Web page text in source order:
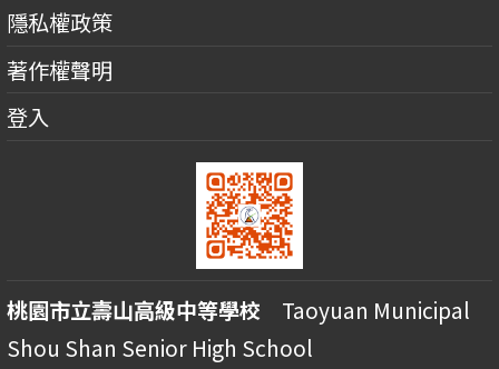
隱私權政策
著作權聲明
登入
桃園市立壽山高級中等學校 Taoyuan Municipal
Shou Shan Senior High School